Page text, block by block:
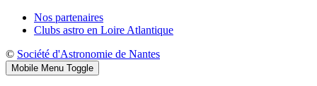
Nos partenaires
Clubs astro en Loire Atlantique
© Société d'Astronomie de Nantes
Mobile Menu Toggle